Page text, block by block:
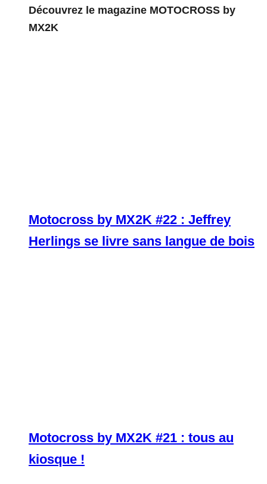
Découvrez le magazine MOTOCROSS by
MX2K
Motocross by MX2K #22 : Jeffrey
Herlings se livre sans langue de bois
Motocross by MX2K #21 : tous au
kiosque !